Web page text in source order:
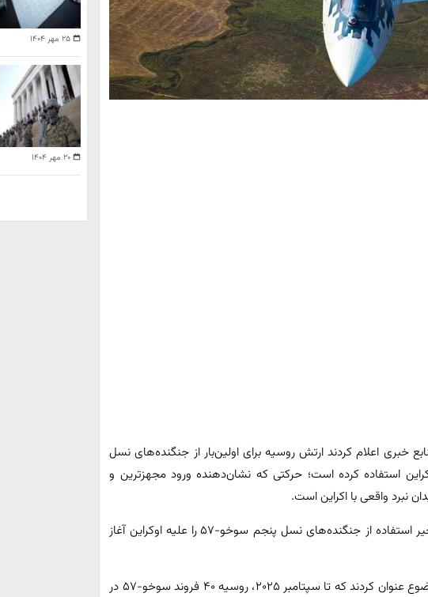
خبری اعلام کردند ارتش روسیه برای اولین‌بار از جنگنده‌های نسل
علیه اوکراین استفاده کرده است؛ حرکتی که نشان‌دهنده ورود مجهزترین و
نبرد واقعی با اکراین است.
به نقل از تسنیم ارتش روسیه در روزهای اخیر استفاده از جنگنده‌های نسل پنجم سوخو-۵۷ را علیه اوکراین آغاز
منابع هوانوردی امروز دوشنبه با اعلام این موضوع عنوان کردند که تا سپتامبر ۲۰۲۵، روسیه ۴۰ فروند سوخو-۵۷ در
۲۵ مهر ۱۴۰۴
۲۰ مهر ۱۴۰۴